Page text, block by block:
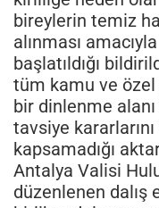
bireylerin temiz
alınması
başlatıldığı
tüm kamu ve özel
bir dinlenme
tavsiye
kapsamadığı
Antalya Valisi
düzenlenen dalış